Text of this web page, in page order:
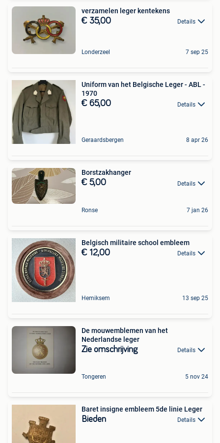
verzamelen leger kentekens
€ 35,00 Details
Londerzeel 7 sep 25
Uniform van het Belgische Leger - ABL -
1970
€ 65,00 Details
Geraardsbergen 8 apr 26
Borstzakhanger
€ 5,00 Details
Ronse 7 jan 26
Belgisch militaire school embleem
€ 12,00 Details
Hemiksem 13 sep 25
De mouwemblemen van het
Nederlandse leger
Zie omschrijving Details
Tongeren 5 nov 24
Baret insigne embleem 5de linie Leger
Bieden Details